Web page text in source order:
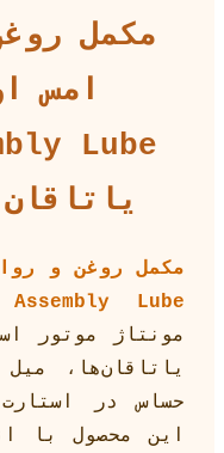
مکمل
Assembly Lube
مونتاژ موتور
یاتاقان‌ها،
حساس در
این محصول با